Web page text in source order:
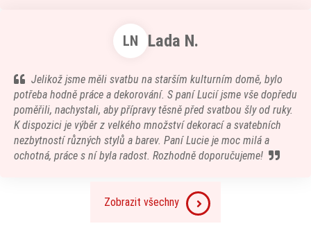
LN Lada N.
Jelikož jsme měli svatbu na starším kulturním domě, bylo
potřeba hodně práce a dekorování. S paní Lucií jsme vše dopředu
poměřili, nachystali, aby přípravy těsně před svatbou šly od ruky.
K dispozici je výběr z velkého množství dekorací a svatebních
nezbytností různých stylů a barev. Paní Lucie je moc milá a
ochotná, práce s ní byla radost. Rozhodně doporučujeme!
Zobrazit všechny